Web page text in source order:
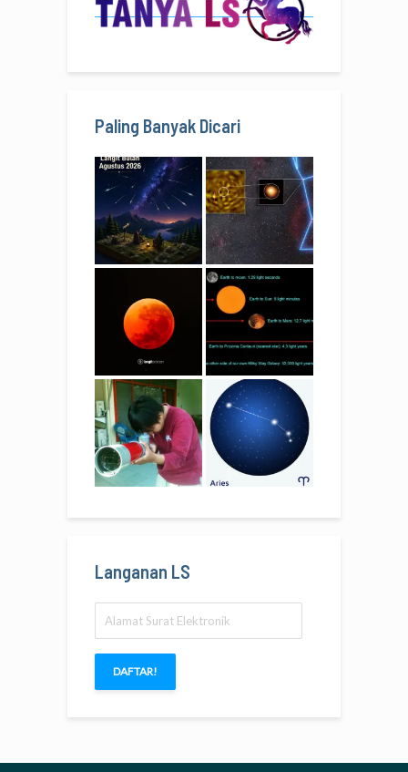
Paling Banyak Dicari
Langanan LS
Surat
Elektronik
DAFTAR!